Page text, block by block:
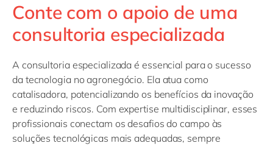
Conte com o apoio de uma
consultoria especializada
A consultoria especializada é essencial para o sucesso
da tecnologia no agronegócio. Ela atua como
catalisadora, potencializando os benefícios da inovação
e reduzindo riscos. Com expertise multidisciplinar, esses
profissionais conectam os desafios do campo às
soluções tecnológicas mais adequadas, sempre